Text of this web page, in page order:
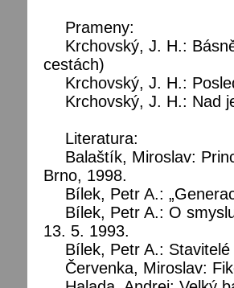
Prameny:
Krchovský, J. H.:
cestách)
Krchovský, J. H.:
Krchovský, J. H.: Nad
Literatura:
Balaštík, Miroslav:
Brno, 1998.
Bílek, Petr A.:
Bílek, Petr A.: O
13. 5. 1993.
Bílek, Petr A.:
Červenka, Miroslav: